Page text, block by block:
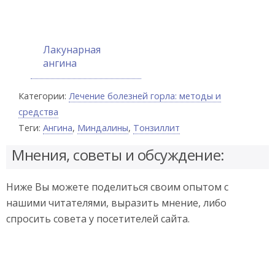
Лакунарная
ангина
Категории: Лечение болезней горла: методы и
средства
Теги: Ангина, Миндалины, Тонзиллит
Мнения, советы и обсуждение:
Ниже Вы можете поделиться своим опытом с
нашими читателями, выразить мнение, либо
спросить совета у посетителей сайта.